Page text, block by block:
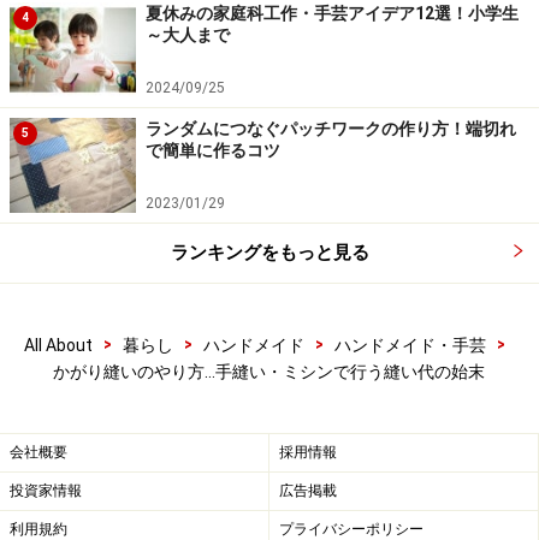
糸端を玉留めし、縫い代側から針を入れる
布と布の間から針を出します。
手前の生地をブランケットステッチで縫い留めていきま
す。
針を布端に対して90度の角度で刺します。
生地の折り目に対して90度になるように針をさし、折り
目のキワから出す
針先の下に玉留めからつながっている糸を通す
4
夏休みの家庭科工作・手芸アイデア12選！小学生
～大人まで
2024/09/25
5
ランダムにつなぐパッチワークの作り方！端切れ
で簡単に作るコツ
2023/01/29
ランキングをもっと見る
All About > 暮らし > ハンドメイド > ハンドメイド・手芸
>
かがり縫いのやり方…手縫い・ミシンで行う縫い代の始末
会社概要 採用情報
投資家情報 広告掲載
利用規約 プライバシーポリシー